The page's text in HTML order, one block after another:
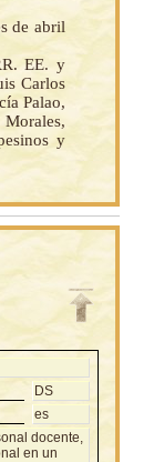
de abril
EE. y
Carlos
Palao,
y
DS
es
docente,
en un